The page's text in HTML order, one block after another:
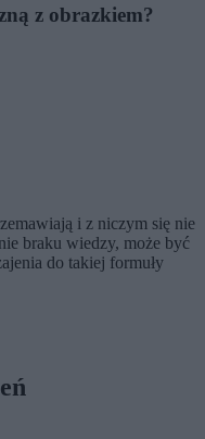
z obrazkiem?
i z niczym się nie
braku wiedzy, może być
do takiej formuły